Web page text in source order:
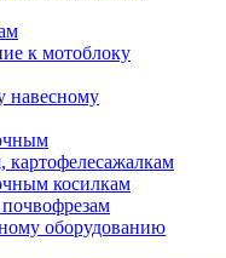
к мотоблоку
навесному
картофелесажалкам
косилкам
оборудованию